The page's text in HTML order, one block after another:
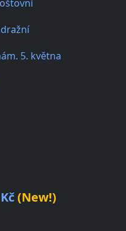
5. května
(New!)